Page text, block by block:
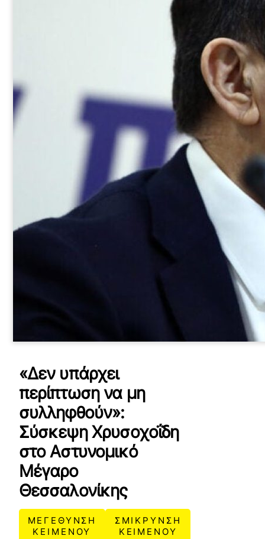
«Δεν υπάρχει
περίπτωση να μη
συλληφθούν»:
Σύσκεψη Χρυσοχοΐδη
στο Αστυνομικό
Μέγαρο
Θεσσαλονίκης
ΜΕΓΕΘΥΝΣΗ
ΚΕΙΜΕΝΟΥ
ΣΜΙΚΡΥΝΣΗ
ΚΕΙΜΕΝΟΥ